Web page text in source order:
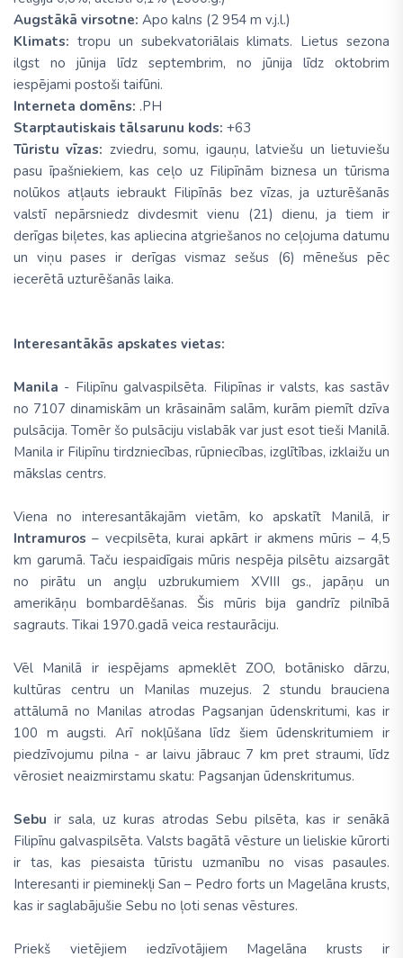
Augstākā virsotne: Apo kalns (2 954 m v.j.l.)
Klimats: tropu un subekvatoriālais klimats. Lietus sezona
ilgst no jūnija līdz septembrim, no jūnija līdz oktobrim
iespējami postoši taifūni.
Interneta domēns: .PH
Starptautiskais tālsarunu kods: +63
Tūristu vīzas: zviedru, somu, igauņu, latviešu un lietuviešu
pasu īpašniekiem, kas ceļo uz Filipīnām biznesa un tūrisma
nolūkos atļauts iebraukt Filipīnās bez vīzas, ja uzturēšanās
valstī nepārsniedz divdesmit vienu (21) dienu, ja tiem ir
derīgas biļetes, kas apliecina atgriešanos no ceļojuma datumu
un viņu pases ir derīgas vismaz sešus (6) mēnešus pēc
iecerētā uzturēšanās laika.
Interesantākās apskates vietas:
Manila - Filipīnu galvaspilsēta. Filipīnas ir valsts, kas sastāv
no 7107 dinamiskām un krāsainām salām, kurām piemīt dzīva
pulsācija. Tomēr šo pulsāciju vislabāk var just esot tieši Manilā.
Manila ir Filipīnu tirdzniecības, rūpniecības, izglītības, izklaižu un
mākslas centrs.
Viena no interesantākajām vietām, ko apskatīt Manilā, ir
Intramuros – vecpilsēta, kurai apkārt ir akmens mūris – 4,5
km garumā. Taču iespaidīgais mūris nespēja pilsētu aizsargāt
no pirātu un angļu uzbrukumiem XVIII gs., japāņu un
amerikāņu bombardēšanas. Šis mūris bija gandrīz pilnībā
sagrauts. Tikai 1970.gadā veica restaurāciju.
Vēl Manilā ir iespējams apmeklēt ZOO, botānisko dārzu,
kultūras centru un Manilas muzejus. 2 stundu brauciena
attālumā no Manilas atrodas Pagsanjan ūdenskritumi, kas ir
100 m augsti. Arī nokļūšana līdz šiem ūdenskritumiem ir
piedzīvojumu pilna - ar laivu jābrauc 7 km pret straumi, līdz
vērosiet neaizmirstamu skatu: Pagsanjan ūdenskritumus.
Sebu ir sala, uz kuras atrodas Sebu pilsēta, kas ir senākā
Filipīnu galvaspilsēta. Valsts bagātā vēsture un lieliskie kūrorti
ir tas, kas piesaista tūristu uzmanību no visas pasaules.
Interesanti ir pieminekļi San – Pedro forts un Magelāna krusts,
kas ir saglabājušie Sebu no ļoti senas vēstures.
Priekš vietējiem iedzīvotājiem Magelāna krusts ir